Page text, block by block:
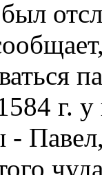
г.
-